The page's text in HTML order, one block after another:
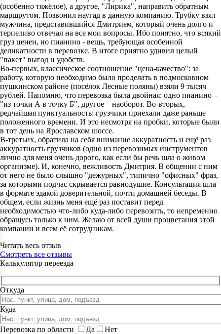
(особенно тяжёлое), а другое, "Лирика", направить обратным
маршрутом. Позвонил наугад в данную компанию. Трубку взял
мужчина, представившийся Дмитрием, который очень долго и
терпеливо отвечал на все мои вопросы. Ибо понятно, что всякий
груз ценен, но пианино - вещь, требующая особенной
деликатности в перевозке. В итоге приятно удивил целый
"пакет" выгод и удобств.
Во-первых, классическое соотношение "цена-качество": за
работу, которую необходимо было проделать в подмосковном
пушкинском районе (посёлок Лесные поляны) взяли 9 тысяч
рублей. Напомню, что перевозка была двойная: одно пианино –
"из точки А в точку Б", другое – наоборот. Во-вторых,
редчайшая пунктуальность: грузчики приехали даже раньше
положенного времени. И это несмотря на пробки, которые были
в тот день на Ярославском шоссе.
В-третьих, обратила на себя внимание аккуратность и ещё раз
аккуратность грузчиков (одно из перевозимых инструментов
лично для меня очень дорого, как если бы речь шла о живом
организме). И, конечно, вежливость Дмитрия. В общении с ним
от него не было слышно "дежурных", типично "офисных" фраз,
за которыми подчас скрывается равнодушие. Консультация шла
в формате эдакой доверительной, почти домашней беседы. В
общем, если жизнь меня ещё раз поставит перед
необходимостью что-либо куда-либо перевозить, то непременно
обращусь только к ним. Желаю от всей души процветания этой
компании и всем её сотрудникам.
Читать весь отзыв
Смотреть все отзывы
Калькулятор переезда
Откуда
Куда
Перевозка по области Да
Нет